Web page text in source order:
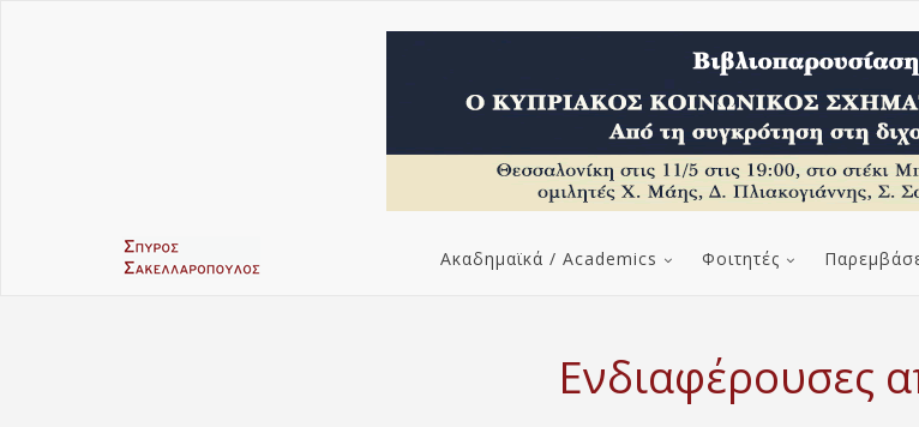
Ακαδημαϊκά / Academics Φοιτητές
Ενδιαφέρουσες